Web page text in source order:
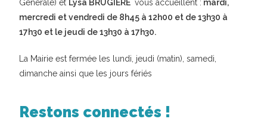
Générale) et Lysa BRUGIERE vous accueillent : mardi,
mercredi et vendredi de 8h45 à 12h00 et de 13h30 à
17h30 et le jeudi de 13h30 à 17h30.
La Mairie est fermée les lundi, jeudi (matin), samedi,
dimanche ainsi que les jours fériés
Restons connectés !